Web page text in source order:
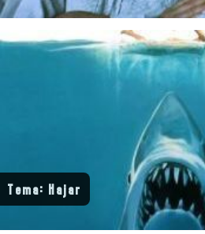
Tema: Hajar